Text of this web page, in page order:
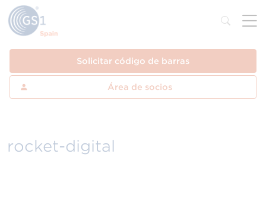
Solicitar código de barras
Área de socios
rocket-digital